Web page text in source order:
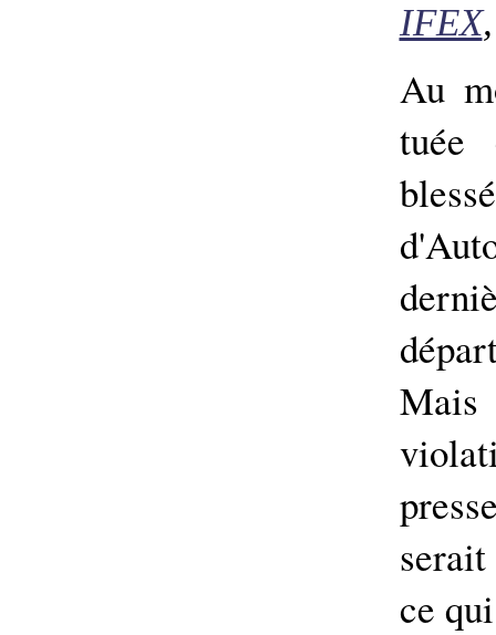
IFEX
Au
tuée
ce